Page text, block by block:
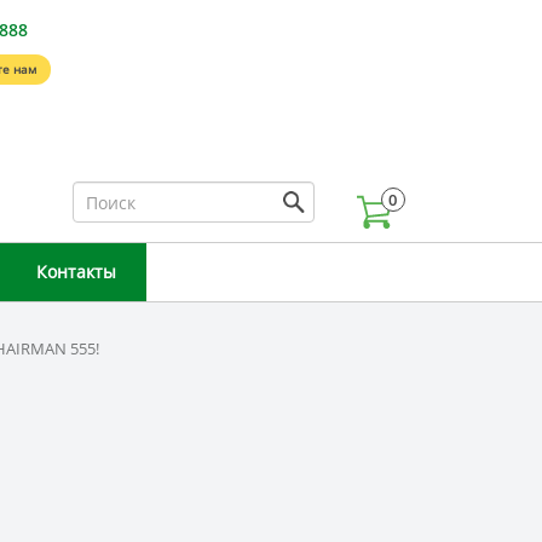
нам
0
Контакты
555!